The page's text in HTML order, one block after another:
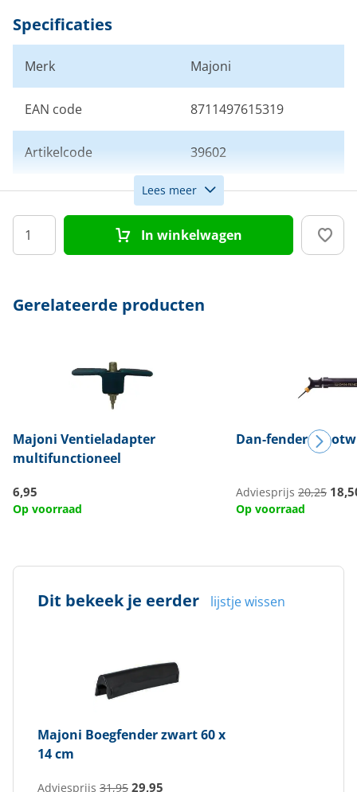
Specificaties
Merk Majoni
EAN code 8711497615319
Artikelcode 39602
Kleur Zwart
Lees meer
In winkelwagen
Gerelateerde producten
Majoni Ventieladapter
multifunctioneel
6,95
Op voorraad
Dan-fender
Adviesprijs 20,25
Op voorraad
Dit bekeek je eerder lijstje wissen
Majoni Boegfender zwart 60 x
14 cm
Adviesprijs 31,95 29,95